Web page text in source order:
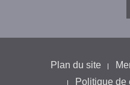
Plan du site
Politique de